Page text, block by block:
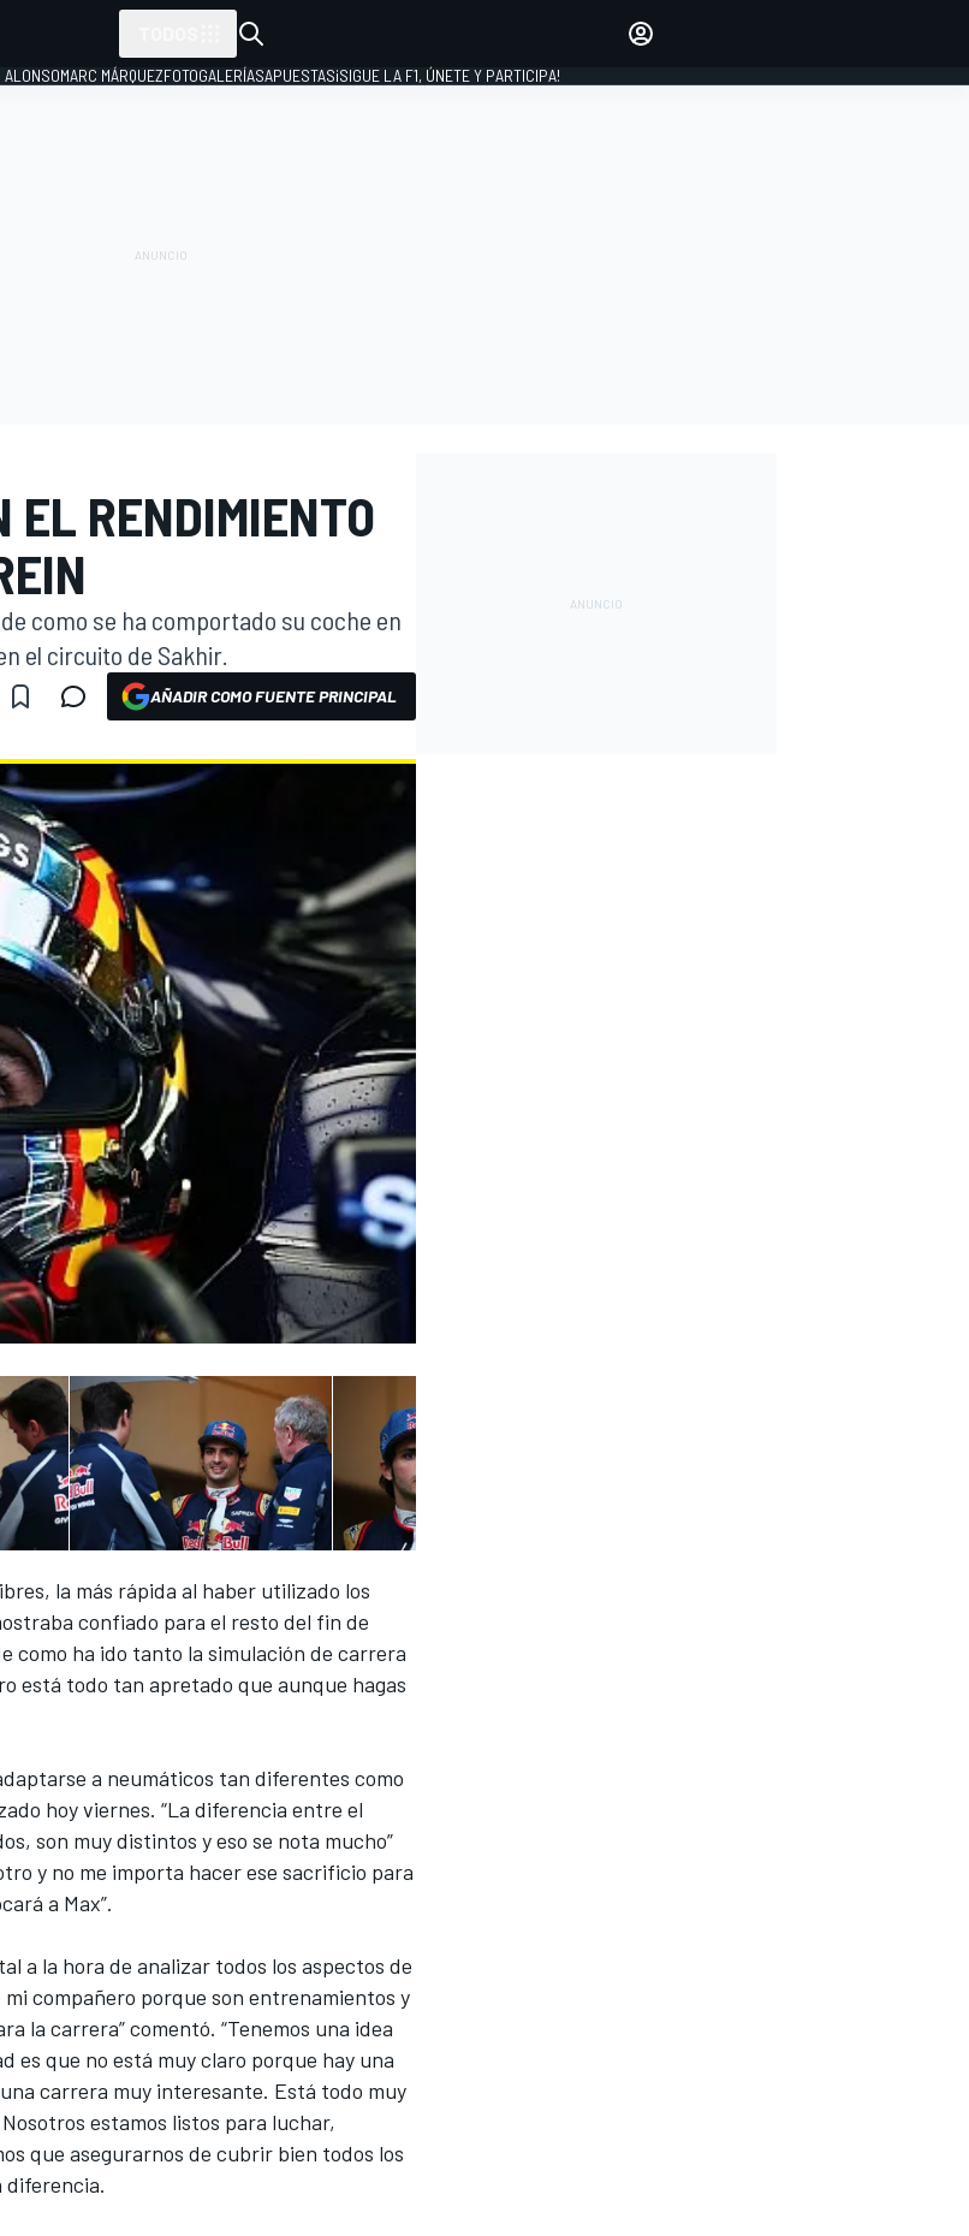
ALONSOMARC MÁRQUEZFOTOGALERÍASAPUESTAS¡SIGUE LA F1, ÚNETE Y PARTICIPA!
EL RENDIMIENTO
como se ha comportado su coche en
el circuito de Sakhir.
AÑADIR COMO FUENTE PRINCIPAL
la más rápida al haber utilizado los
confiado para el resto del fin de
como ha ido tanto la simulación de carrera
está todo tan apretado que aunque hagas
a neumáticos tan diferentes como
hoy viernes. “La diferencia entre el
son muy distintos y eso se nota mucho”
y no me importa hacer ese sacrificio para
a Max”.
a la hora de analizar todos los aspectos de
compañero porque son entrenamientos y
la carrera” comentó. “Tenemos una idea
es que no está muy claro porque hay una
carrera muy interesante. Está todo muy
estamos listos para luchar,
que asegurarnos de cubrir bien todos los
diferencia.